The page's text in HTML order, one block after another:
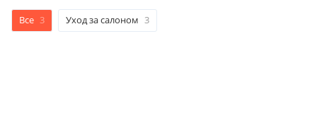
Все 3 Уход за салоном 3